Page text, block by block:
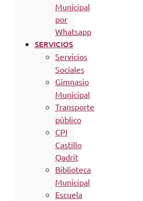
Municipal
por
Whatsapp
SERVICIOS
Servicios
Sociales
Gimnasio
Municipal
Transporte
público
CPI
Castillo
Qadrit
Biblioteca
Municipal
Escuela